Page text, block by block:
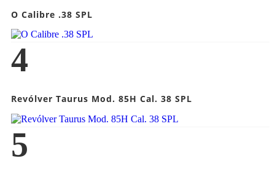
O Calibre .38 SPL
4
Revólver Taurus Mod. 85H Cal. 38 SPL
5